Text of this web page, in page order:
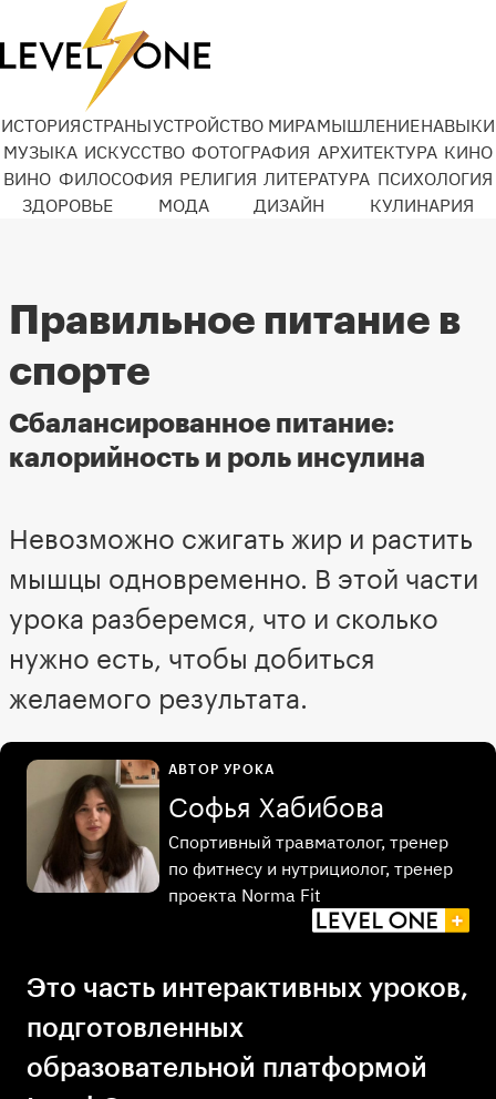
ИСТОРИЯСТРАНЫУСТРОЙСТВО МИРАМЫШЛЕНИЕНАВЫКИ
МУЗЫКА ИСКУССТВО ФОТОГРАФИЯ АРХИТЕКТУРА КИНО
ВИНО ФИЛОСОФИЯ РЕЛИГИЯ ЛИТЕРАТУРА ПСИХОЛОГИЯ
ЗДОРОВЬЕ
МОДА ДИЗАЙН КУЛИНАРИЯ
Правильное питание в
спорте
Сбалансированное питание:
калорийность и роль инсулина
Невозможно сжигать жир и растить
мышцы одновременно. В этой части
урока разберемся, что и сколько
нужно есть, чтобы добиться
желаемого результата.
Это часть интерактивных уроков,
подготовленных
образовательной платформой
АВТОР УРОКА
Софья Хабибова
Спортивный травматолог, тренер
по фитнесу и нутрициолог, тренер
проекта Norma Fit